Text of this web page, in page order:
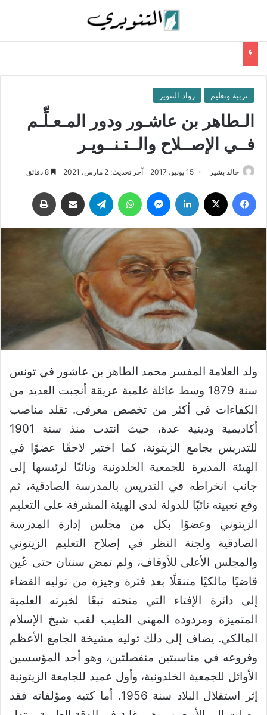
تربية وتعليم رواد التنوير
الـطاهر بن عاشـور ودور المـعـلِّـم
فــي الإصــلاح والــتـنــويـر
خالد بشير 15 يونيو، 2017 آخر تحديث: 2 مارس، 2021
ولد العلامة المفسر محمد الطاهر بن عاشور في تونس
سنة 1879 وسط عائلة علمية عريقة أنجبت العديد من
الكفاءات في أكثر من تخصص معرفي. تقلد مناصب
أكاديمية ودينية عدة، حيث انتدب منذ سنة 1901
للتدريس بجامع الزيتونة، كما اختير لاحقًا عضوًا في
الهيئة المديرة للجمعية الخلدونية ونائبًا لرئيسها إلى
جانب انخراطه في التدريس بالمدرسة الصادقية، ثم
وقع تعيينه نائبًا للدولة لدى الهيئة المشرفة على التعليم
الزيتوني وعضوًا بكل من مجلس إدارة المدرسة
الصادقية ولجنة النظر في إصلاح التعليم الزيتوني
والمجلس الأعلى للأوقاف، ولم تمض سنتان حتى عُين
قاضيًا مالكيًا متنقلًا بعد فترة وجيزة من توليه القضاء
إلى دائرة الإفتاء التي منحته تبعًا لخبرته العلمية
المتميزة ومردوده المهني الطيب لقب شيخ الإسلام
المالكي. يضاف إلى ذلك توليه مشيخة الجامع الأعظم
وفروعه في مناسبتين منفصلتين، وهو أحد المؤسسين
الأوائل للجمعية الخلدونية، وأول عميد للجامعة الزيتونية
إثر استقلال البلاد سنة 1956. أما كتبه ومؤلفاته فقد